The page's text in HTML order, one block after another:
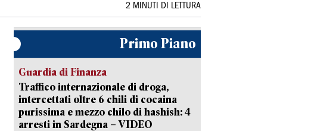
2 MINUTI DI LETTURA
Primo Piano
Guardia di Finanza
Traffico internazionale di droga,
intercettati oltre 6 chili di cocaina
purissima e mezzo chilo di hashish: 4
arresti in Sardegna – VIDEO